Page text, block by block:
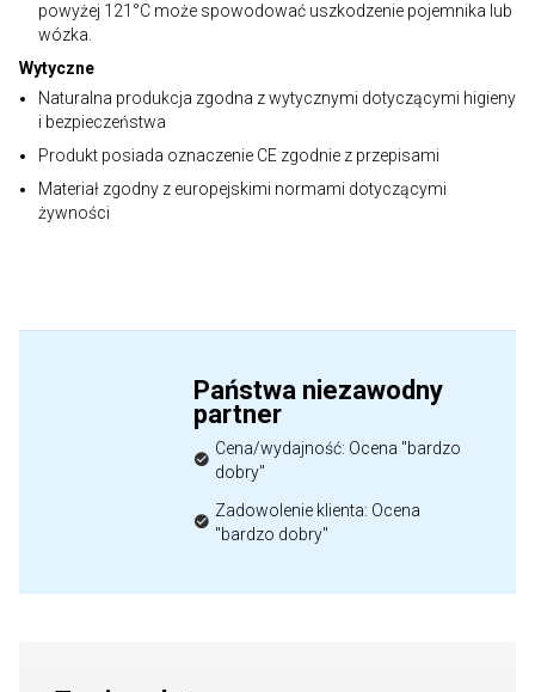
powyżej 121°C może spowodować uszkodzenie pojemnika lub
wózka.
Wytyczne
Naturalna produkcja zgodna z wytycznymi dotyczącymi higieny
i bezpieczeństwa
Produkt posiada oznaczenie CE zgodnie z przepisami
Materiał zgodny z europejskimi normami dotyczącymi
żywności
Państwa niezawodny
partner
Cena/wydajność: Ocena "bardzo
dobry"
Zadowolenie klienta: Ocena
"bardzo dobry"